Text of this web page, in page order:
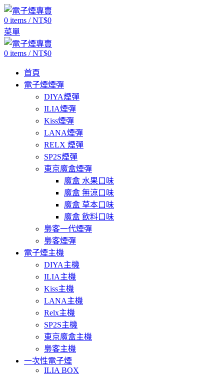
0 items / NT$0
菜單
0 items / NT$0
首頁
電子煙煙彈
DIYA煙彈
ILIA煙彈
Kiss煙彈
LANA煙彈
RELX 煙彈
SP2S煙彈
東京魔盒煙彈
魔盒 水果口味
魔盒 無涼口味
魔盒 草本口味
魔盒 飲料口味
梟客一代煙彈
梟客煙彈
電子煙主機
DIYA主機
ILIA主機
Kiss主機
LANA主機
Relx主機
SP2S主機
東京魔盒主機
梟客主機
一次性電子煙
ILIA BOX